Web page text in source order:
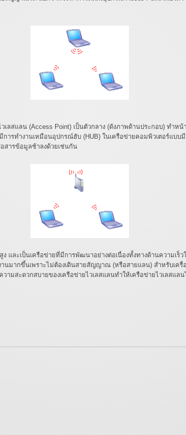
ลสแลน (Access Point) เป็นตัวกลาง (ดังภาพด้านประกอบ) ทำ
ารทำงานเหมือนอุปกรณ์ฮับ (HUB) ในเครือข่ายคอมพิวเตอร์แบ
สารข้อมูลช้าลงด้วยเช่นกัน
และเป็นเครือข่ายที่มีการพัฒนาอย่างต่อเนื่องทั้งทางด้านความเร็
นมากขึ้นเพราะไม่ต้องเดินสายสัญญาณ (หรือสายแลน) สำหรับเครื่
ามสะดวกสบายของเครือข่ายไวเลสแลนทำให้เครือข่ายไวเลส